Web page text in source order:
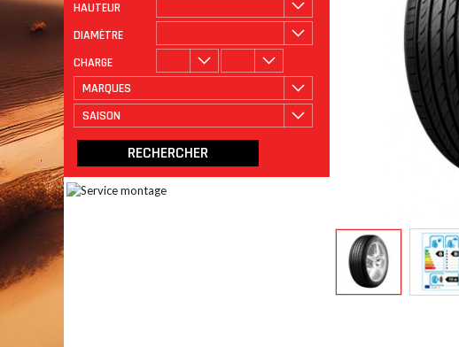
HAUTEUR
DIAMÈTRE
CHARGE
MARQUES
SAISON